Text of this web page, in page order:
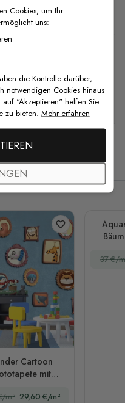
Cartoon
mit
m² 29,60 €/m²
37 €/
Cookies, um Ihr
uns:
die Kontrolle darüber,
notwendigen Cookies hinaus
"Akzeptieren" helfen Sie
zu bieten. Mehr erfahren